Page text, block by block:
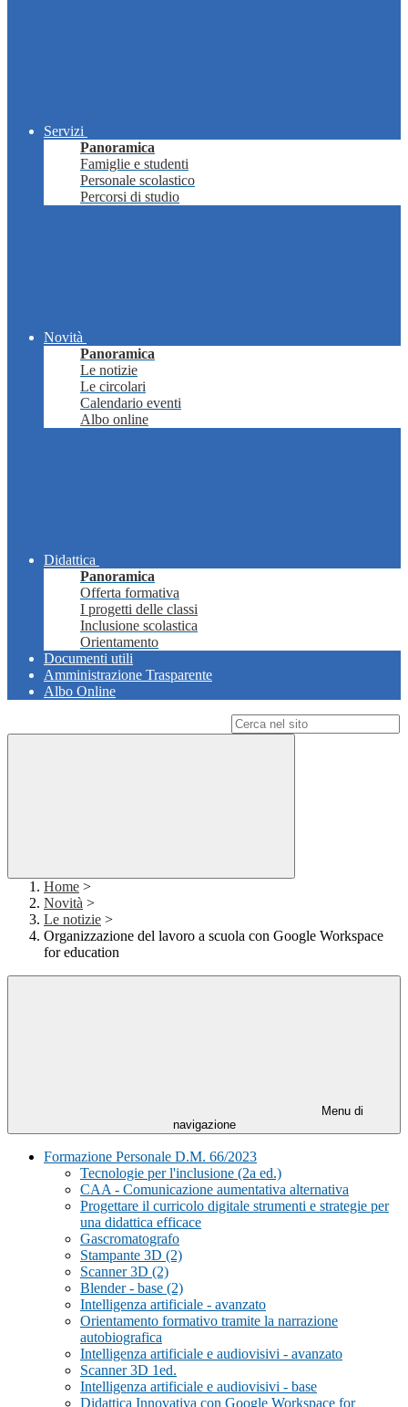
Servizi
Panoramica
Famiglie e studenti
Personale scolastico
Percorsi di studio
Novità
Panoramica
Le notizie
Le circolari
Calendario eventi
Albo online
Didattica
Panoramica
Offerta formativa
I progetti delle classi
Inclusione scolastica
Orientamento
Documenti utili
Amministrazione Trasparente
Albo Online
Home >
Novità >
Le notizie >
Organizzazione del lavoro a scuola con Google Workspace
for education
Menu di
navigazione
Formazione Personale D.M. 66/2023
Tecnologie per l'inclusione (2a ed.)
CAA - Comunicazione aumentativa alternativa
Progettare il curricolo digitale strumenti e strategie per
una didattica efficace
Gascromatografo
Stampante 3D (2)
Scanner 3D (2)
Blender - base (2)
Intelligenza artificiale - avanzato
Orientamento formativo tramite la narrazione
autobiografica
Intelligenza artificiale e audiovisivi - avanzato
Scanner 3D 1ed.
Intelligenza artificiale e audiovisivi - base
Didattica Innovativa con Google Workspace for